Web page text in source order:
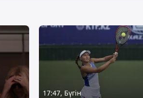
17:47, Бүгін